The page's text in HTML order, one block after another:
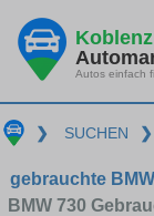
Koblenz
Autos einfach
❯ SUCHEN ❯
gebrauchte
BMW 730